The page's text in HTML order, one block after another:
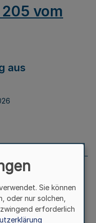
vom
aus
204 vom
Sie können
oder nur solchen,
erforderlich